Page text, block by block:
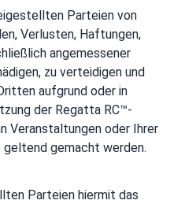
Parteien von
Verlusten, Haftungen,
angemessener
zu verteidigen und
aufgrund oder in
der Regatta RC™-
Veranstaltungen oder Ihrer
gemacht werden.
Parteien hiermit das